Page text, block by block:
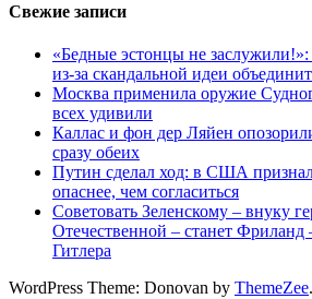
Свежие записи
«Бедные эстонцы не заслужили!»:
из-за скандальной идеи
Москва применила оружие
всех удивили
Каллас и фон дер Ляйен
сразу обеих
Путин сделал ход: в США
опаснее, чем согласиться
Советовать Зеленскому – внуку
Отечественной – станет Фриланд
Гитлера
WordPress Theme: Donovan by ThemeZee.